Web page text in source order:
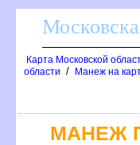
Карта Московской
области / Манеж на
МАНЕЖ